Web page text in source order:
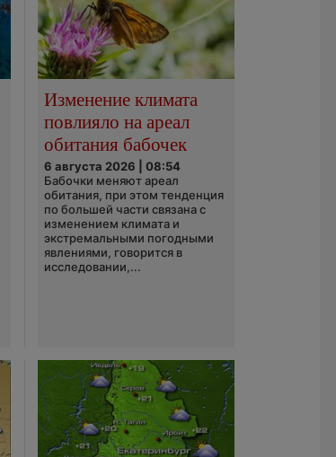
Изменение климата
повлияло на ареал
обитания бабочек
6 августа 2026 | 08:54
Бабочки меняют ареал
обитания, при этом тенденция
по большей части связана с
изменением климата и
экстремальными погодными
явлениями, говорится в
исследовании,...